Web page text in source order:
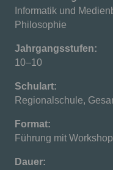
Informatik und
Philosophie
Jahrgangsstufen:
10–10
Schulart:
Regionalschule,
Format:
Führung mit Workshop
Dauer: